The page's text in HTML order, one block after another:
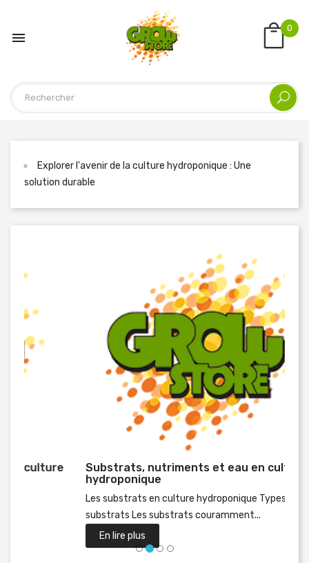

0
Explorer l'avenir de la culture hydroponique : Une
solution durable
Substrats, nutriments et eau en culture
hydroponique
Les substrats en culture hydroponique Types de
substrats Les substrats couramment...